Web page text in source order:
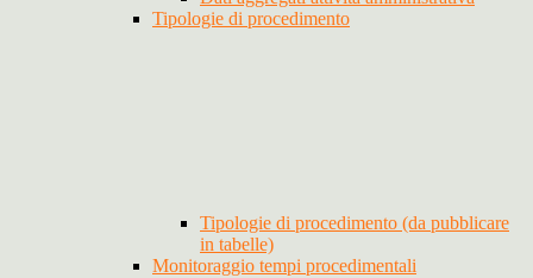
Tipologie di procedimento
Tipologie di procedimento (da pubblicare
in tabelle)
Monitoraggio tempi procedimentali